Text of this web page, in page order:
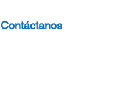
Contáctanos